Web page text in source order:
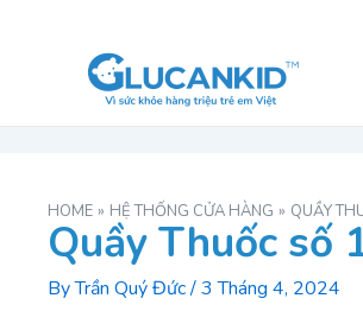
HOME HỆ THỐNG CỬA HÀNG QUẦY
Quầy Thuốc số
ByTrần Quý Đức/3 Tháng 4, 2024